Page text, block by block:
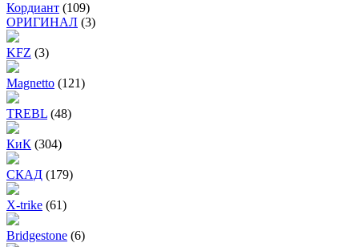
Кордиант (109)
ОРИГИНАЛ (3)
KFZ (3)
Magnetto (121)
TREBL (48)
КиК (304)
СКАД (179)
X-trike (61)
Bridgestone (6)